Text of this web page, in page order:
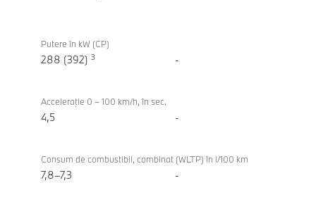
generală
tehnică
M340i
xDrive
Putere în kW (CP)
288 (392) 3 -
Acceleraţie 0 – 100 km/h, în sec.
4,5 -
Consum de combustibil, combinat (WLTP) în l/100 km
7,8–7,3 -